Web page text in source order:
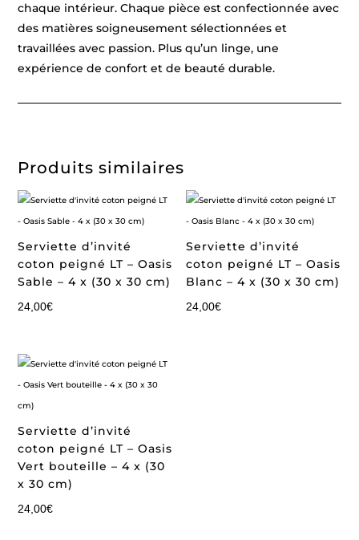
chaque intérieur. Chaque pièce est confectionnée avec
des matières soigneusement sélectionnées et
travaillées avec passion. Plus qu’un linge, une
expérience de confort et de beauté durable.
Produits similaires
Serviette d’invité
coton peigné LT – Oasis
Sable – 4 x (30 x 30 cm)
24,00€
Serviette d’invité
coton peigné LT – Oasis
Blanc – 4 x (30 x 30 cm)
24,00€
Serviette d’invité
coton peigné LT – Oasis
Vert bouteille – 4 x (30
x 30 cm)
24,00€